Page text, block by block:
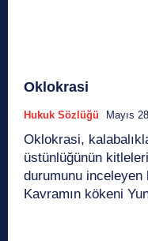
Oklokrasi
Hukuk Sözlüğü Mayıs
Oklokrasi,
üstünlüğünün
durumunu inceleyen
Kavramın kökeni